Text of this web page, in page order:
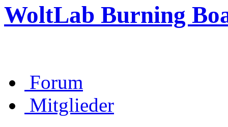
WoltLab Burning
Forum
Mitglieder